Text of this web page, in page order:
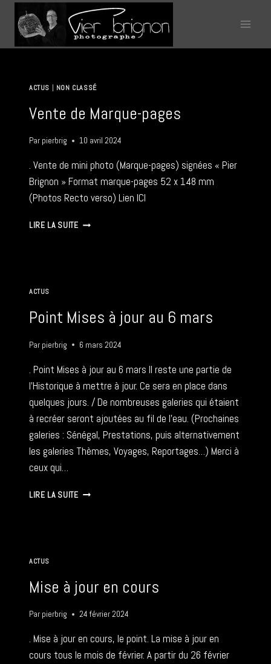
contenu
ACTUS | NON CLASSÉ
Vente de Marque-pages
Par pierbrig 10 avril 2024
. Vente de mini photo (Marque-pages) signées « Pier
Brignon » Format marque-pages 52 x 148 mm
(Photos Recto verso) Lien ICI
LIRE LA SUITEVENTE
ACTUS
Point Mises à jour au 6 mars
Par pierbrig 6 mars 2024
. Point Mises à jour au 6 mars Il reste une partie de
l’Historique à mettre à jour. Ce sera en place dans
quelques jours. / De nombreuses galeries qui étaient
à recréer seront ajoutées au fil de l’eau. (Prochaines
galeries : Sénégal, Prestations, puis alternativement
les galeries Thèmes, Voyages, Reportages…) Merci à
ceux qui…
LIRE LA SUITEPOINT
ACTUS
Mise à jour en cours
Par pierbrig 24 février 2024
. Mise à jour en cours, le point. La mise à jour en
cours tous le mois de février. A partir du 26 février